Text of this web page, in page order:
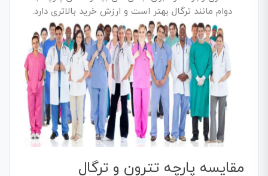
دوام مانند ترگال بهتر است و ارزش خرید بالاتری دارد.
مقایسه پارچه تترون و ترگال